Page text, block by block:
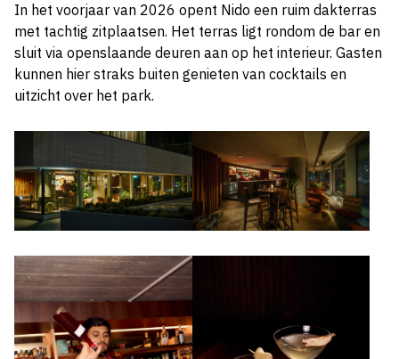
In het voorjaar van 2026 opent Nido een ruim dakterras
met tachtig zitplaatsen. Het terras ligt rondom de bar en
sluit via openslaande deuren aan op het interieur. Gasten
kunnen hier straks buiten genieten van cocktails en
uitzicht over het park.